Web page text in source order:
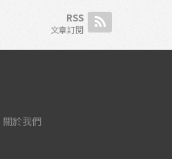
RSS
文章訂閱
關於我們